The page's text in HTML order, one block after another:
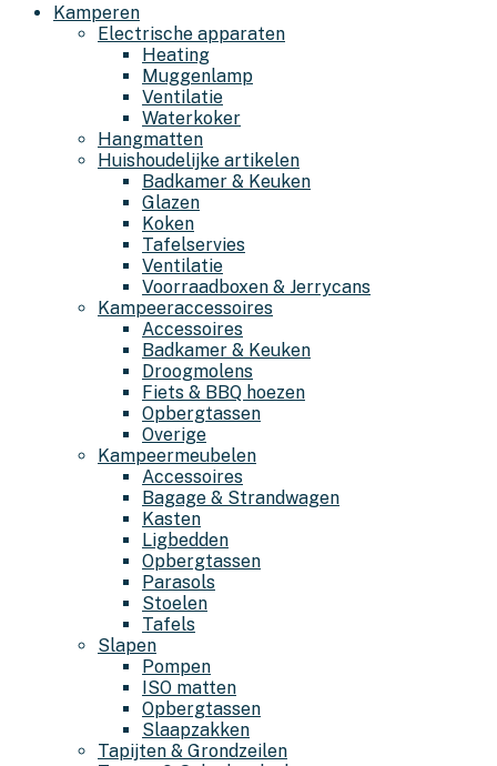
Kamperen
Electrische apparaten
Heating
Muggenlamp
Ventilatie
Waterkoker
Hangmatten
Huishoudelijke artikelen
Badkamer & Keuken
Glazen
Koken
Tafelservies
Ventilatie
Voorraadboxen & Jerrycans
Kampeeraccessoires
Accessoires
Badkamer & Keuken
Droogmolens
Fiets & BBQ hoezen
Opbergtassen
Overige
Kampeermeubelen
Accessoires
Bagage & Strandwagen
Kasten
Ligbedden
Opbergtassen
Parasols
Stoelen
Tafels
Slapen
Pompen
ISO matten
Opbergtassen
Slaapzakken
Tapijten & Grondzeilen